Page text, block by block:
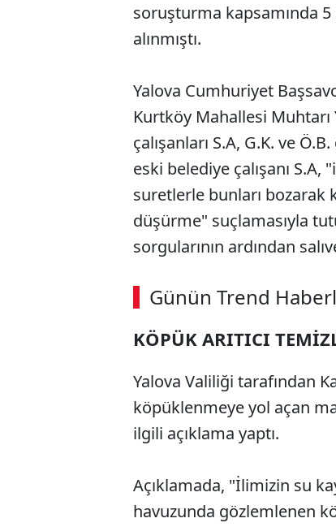
soruşturma kapsamında
alınmıştı.
Yalova Cumhuriyet
Kurtköy Mahallesi Muhtarı
çalışanları S.A, G.K. ve
eski belediye çalışanı
suretlerle bunları bozarak
düşürme" suçlamasıyla
sorgularının ardından
Günün Trend
KÖPÜK ARITICI
Yalova Valiliği tarafından
köpüklenmeye yol açan
ilgili açıklama yaptı.
Açıklamada, "İlimizin su
havuzunda gözlemlenen